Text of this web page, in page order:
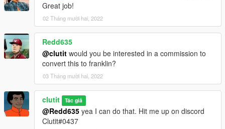
Great job!
02 Tháng mười hai, 2022
Redd635
@clutit would you be interested in a commission to
convert this to franklin?
03 Tháng mười hai, 2022
clutit Tác giả
@Redd635 yea I can do that. Hit me up on discord
Clutit#0437